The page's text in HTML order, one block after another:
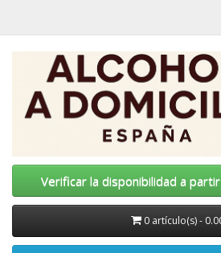
Verificar la disponibilidad a
0 artículo(s) -